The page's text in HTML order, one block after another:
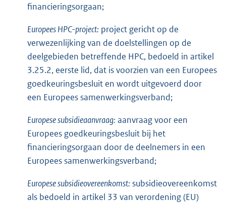
financieringsorgaan;
Europees HPC-project: project gericht op de
verwezenlijking van de doelstellingen op de
deelgebieden betreffende HPC, bedoeld in artikel
3.25.2, eerste lid, dat is voorzien van een Europees
goedkeuringsbesluit en wordt uitgevoerd door
een Europees samenwerkingsverband;
Europese subsidieaanvraag: aanvraag voor een
Europees goedkeuringsbesluit bij het
financieringsorgaan door de deelnemers in een
Europees samenwerkingsverband;
Europese subsidieovereenkomst: subsidieovereenkomst
als bedoeld in artikel 33 van verordening (EU)